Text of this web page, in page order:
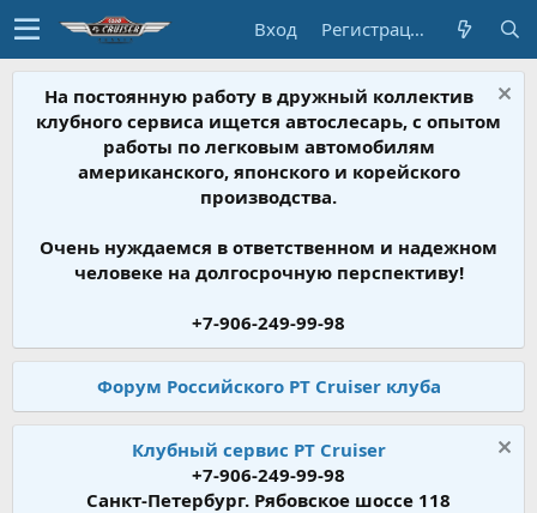
Вход Регистрация
На постоянную работу в дружный коллектив
клубного сервиса ищется автослесарь, с опытом
работы по легковым автомобилям
американского, японского и корейского
производства.
Очень нуждаемся в ответственном и надежном
человеке на долгосрочную перспективу!
+7-906-249-99-98
Форум Российского PT Cruiser клуба
Клубный сервис PT Cruiser
+7-906-249-99-98
Санкт-Петербург. Рябовское шоссе 118